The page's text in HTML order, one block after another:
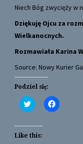
Niech Bóg zwycięży w
Dziękuję Ojcu za
Wielkanocnych.
Rozmawiała Karina
Source: Nowy Kurier
Podziel się:
C
l
k
t
C
l
Like this: